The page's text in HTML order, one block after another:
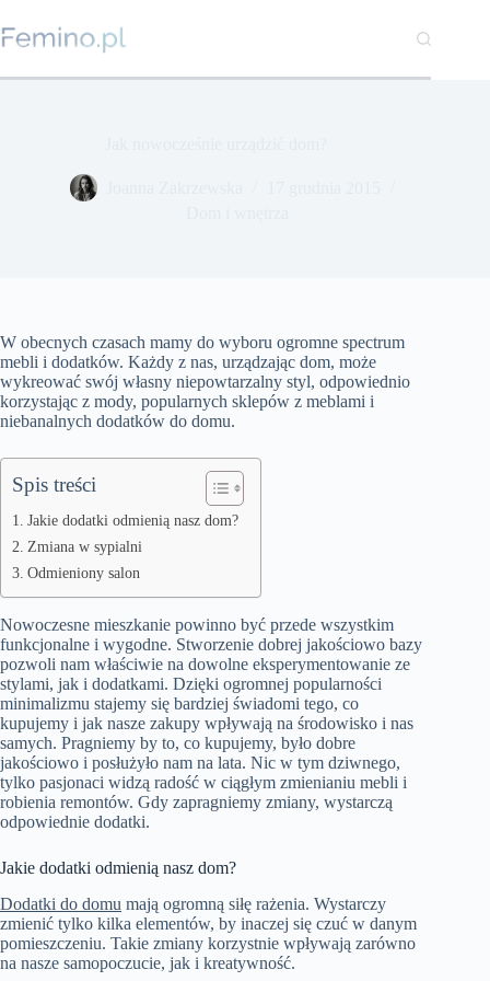
do
treści
W obecnych czasach mamy do wyboru ogromne spectrum
mebli i dodatków. Każdy z nas, urządzając dom, może
wykreować swój własny niepowtarzalny styl, odpowiednio
korzystając z mody, popularnych sklepów z meblami i
niebanalnych dodatków do domu.
Spis treści
Jakie dodatki odmienią nasz dom?
Zmiana w sypialni
Odmieniony salon
Nowoczesne mieszkanie powinno być przede wszystkim
funkcjonalne i wygodne. Stworzenie dobrej jakościowo bazy
pozwoli nam właściwie na dowolne eksperymentowanie ze
stylami, jak i dodatkami. Dzięki ogromnej popularności
minimalizmu stajemy się bardziej świadomi tego, co
kupujemy i jak nasze zakupy wpływają na środowisko i nas
samych. Pragniemy by to, co kupujemy, było dobre
jakościowo i posłużyło nam na lata. Nic w tym dziwnego,
tylko pasjonaci widzą radość w ciągłym zmienianiu mebli i
robienia remontów. Gdy zapragniemy zmiany, wystarczą
odpowiednie dodatki.
Jakie dodatki odmienią nasz dom?
Dodatki do domu mają ogromną siłę rażenia. Wystarczy
zmienić tylko kilka elementów, by inaczej się czuć w danym
pomieszczeniu. Takie zmiany korzystnie wpływają zarówno
na nasze samopoczucie, jak i kreatywność.